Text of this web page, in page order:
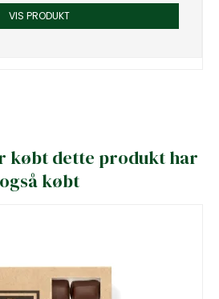
VIS PRODUKT
købt dette produkt har
også købt